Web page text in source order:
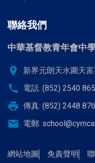
聯絡我們
中華基督教青年會中
location_on 新界元朗天水圍天
call 電話: (852) 2540
print 傳真: (852) 2448
email 電郵:
網站地圖 免責聲明